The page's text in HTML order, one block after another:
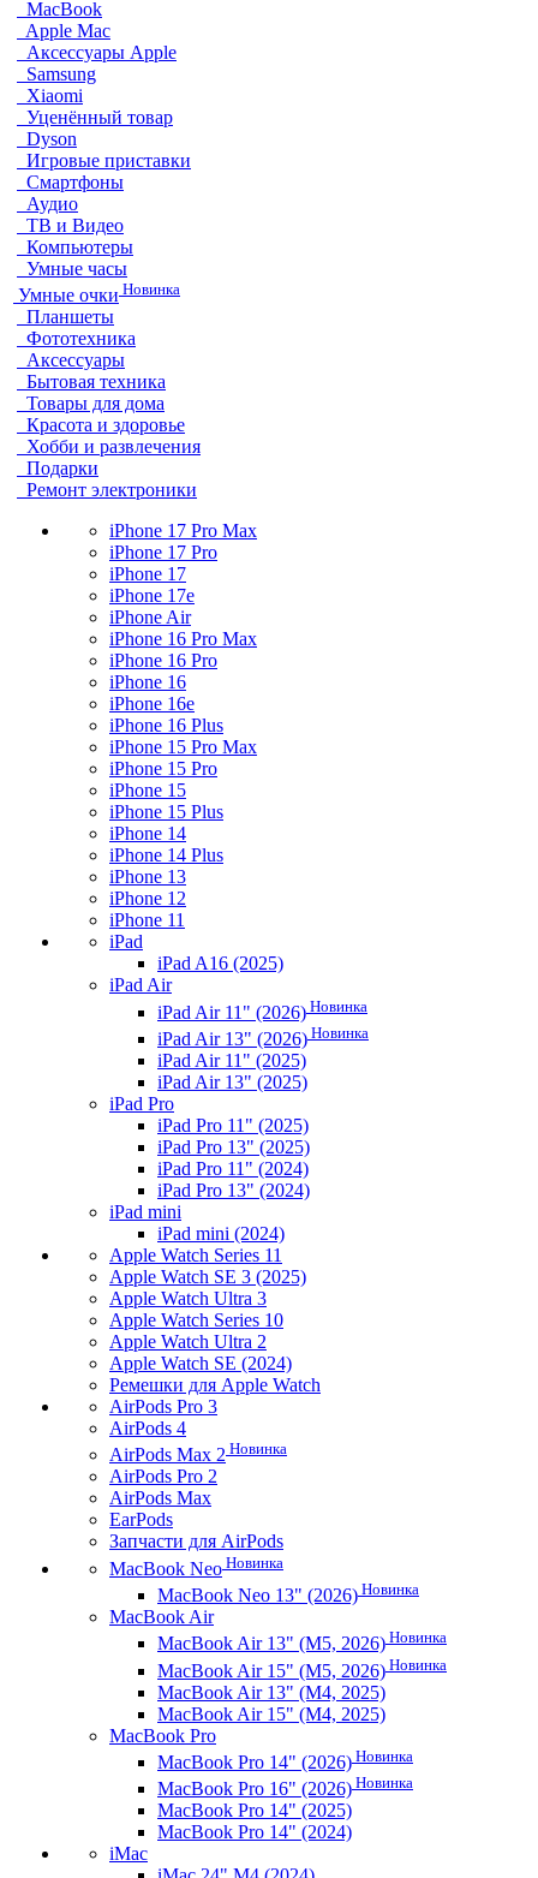
MacBook
Apple Mac
Аксессуары Apple
Samsung
Xiaomi
Уценённый товар
Dyson
Игровые приставки
Смартфоны
Аудио
ТВ и Видео
Компьютеры
Умные часы
Умные очки Новинка
Планшеты
Фототехника
Аксессуары
Бытовая техника
Товары для дома
Красота и здоровье
Хобби и развлечения
Подарки
Ремонт электроники
iPhone 17 Pro Max
iPhone 17 Pro
iPhone 17
iPhone 17e
iPhone Air
iPhone 16 Pro Max
iPhone 16 Pro
iPhone 16
iPhone 16e
iPhone 16 Plus
iPhone 15 Pro Max
iPhone 15 Pro
iPhone 15
iPhone 15 Plus
iPhone 14
iPhone 14 Plus
iPhone 13
iPhone 12
iPhone 11
iPad
iPad A16 (2025)
iPad Air
iPad Air 11" (2026) Новинка
iPad Air 13" (2026) Новинка
iPad Air 11" (2025)
iPad Air 13" (2025)
iPad Pro
iPad Pro 11" (2025)
iPad Pro 13" (2025)
iPad Pro 11" (2024)
iPad Pro 13" (2024)
iPad mini
iPad mini (2024)
Apple Watch Series 11
Apple Watch SE 3 (2025)
Apple Watch Ultra 3
Apple Watch Series 10
Apple Watch Ultra 2
Apple Watch SE (2024)
Ремешки для Apple Watch
AirPods Pro 3
AirPods 4
AirPods Max 2 Новинка
AirPods Pro 2
AirPods Max
EarPods
Запчасти для AirPods
MacBook Neo Новинка
MacBook Neo 13" (2026) Новинка
MacBook Air
MacBook Air 13" (M5, 2026) Новинка
MacBook Air 15" (M5, 2026) Новинка
MacBook Air 13" (M4, 2025)
MacBook Air 15" (M4, 2025)
MacBook Pro
MacBook Pro 14" (2026) Новинка
MacBook Pro 16" (2026) Новинка
MacBook Pro 14" (2025)
MacBook Pro 14" (2024)
iMac